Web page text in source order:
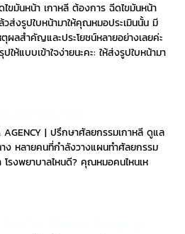
ไขมันหน้า เกาหลี ต้องการ ฉีดไขมันหน้า
วส่งรูปใบหน้ามาให้คุณหมอประเมินนั้น มี
ตุผลสำคัญและประโยชน์หลายอย่างเลยค่ะ
ปให้แบบเข้าใจง่ายนะคะ: ให้ส่งรูปใบหน้ามา
AGENCY | ปรึกษาศัลยกรรมเกาหลี ดูแล
ง หลายคนที่กำลังวางแผนทำศัลยกรรม
โรงพยาบาลไหนดี? คุณหมอคนไหนเห